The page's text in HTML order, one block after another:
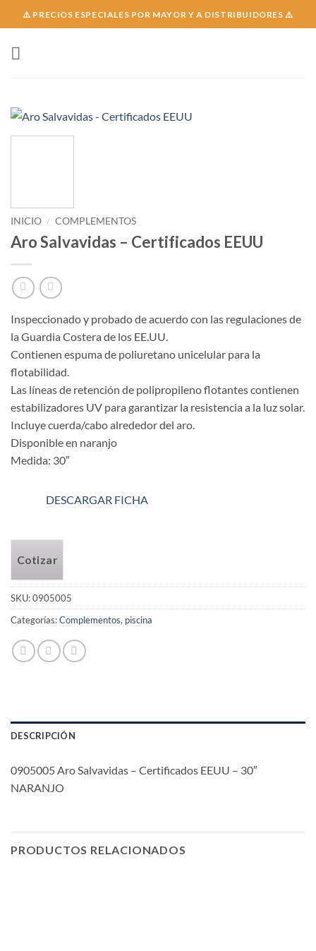
to
⚠️ PRECIOS ESPECIALES POR MAYOR Y A DISTRIBUIDORES ⚠️
INICIO / COMPLEMENTOS
Aro Salvavidas – Certificados EEUU
Inspeccionado y probado de acuerdo con las regulaciones de
la Guardia Costera de los EE.UU.
Contienen espuma de poliuretano unicelular para la
flotabilidad.
Las líneas de retención de polipropileno flotantes contienen
estabilizadores UV para garantizar la resistencia a la luz solar.
Incluye cuerda/cabo alrededor del aro.
Disponible en naranjo
Medida: 30″
DESCARGAR FICHA
Cotizar
SKU:0905005
Categorías:Complementos, piscina
DESCRIPCIÓN
0905005 Aro Salvavidas – Certificados EEUU – 30″
NARANJO
PRODUCTOS RELACIONADOS